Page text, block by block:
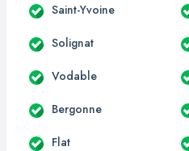
Saint-Yvoine
Solignat
Vodable
Bergonne
Flat